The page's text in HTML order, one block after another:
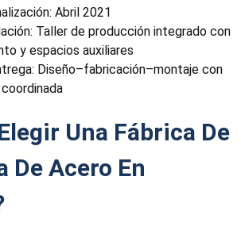
Abril 2021
Taller de producción integrado con
y espacios auxiliares
Diseño–fabricación–montaje con
Una Fábrica De
De Acero En